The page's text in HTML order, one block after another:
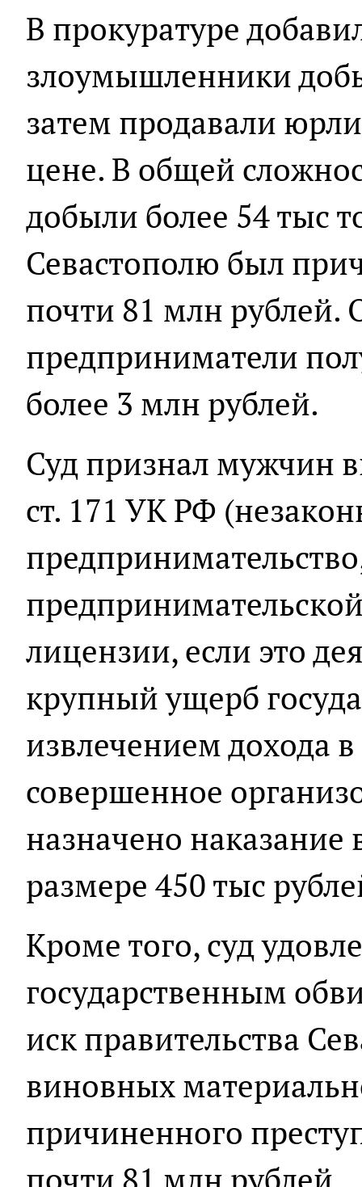
В прокуратуре
злоумышленники
затем продавали
цене. В общей
добыли более 54 тыс
Севастополю был
почти 81 млн рублей.
предприниматели
более 3 млн рублей.
Суд признал мужчин
ст. 171 УК РФ
лицензии, если это
крупный ущерб
извлечением дохода
совершенное
назначено наказание
размере 450 тыс
Кроме того, суд
государственным
иск правительства
виновных
причиненного